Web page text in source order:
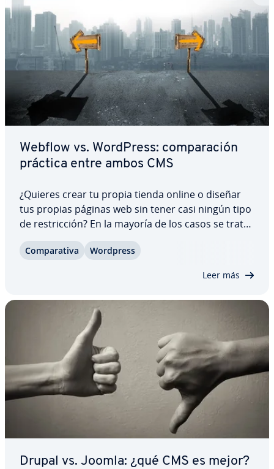
Webflow vs. WordPress: co­m­pa­ra­ción
práctica entre ambos CMS
¿Quieres crear tu propia tienda online o diseñar
tus propias páginas web sin tener casi ningún tipo
de re­s­tri­c­ción? En la mayoría de los casos se trata
está es­ta­ble­ci­do y tiene un amplio uso, la al­te­r­na­ti­
Co­m­pa­ra­ti­va Wordpress
Leer más
Drupal vs. Joomla: ¿qué CMS es mejor?